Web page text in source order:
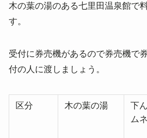
木の葉の湯のある七里田温泉館で
す。
受付に券売機があるので券売機で
付の人に渡しましょう。
区分 木の葉の湯
下
ム